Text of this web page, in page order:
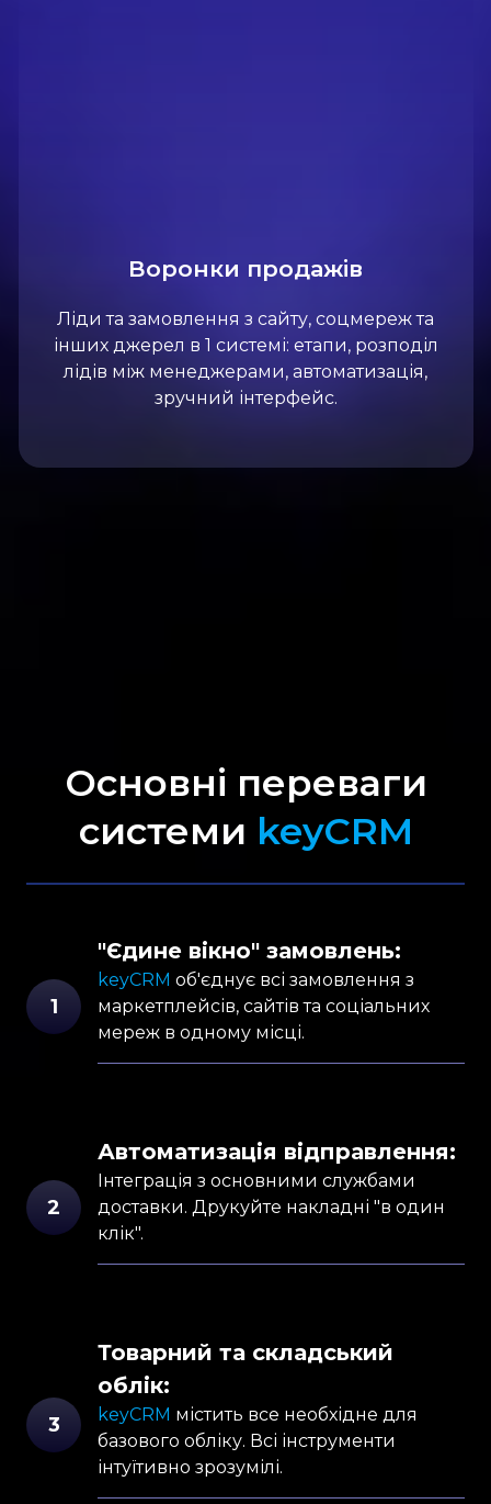
Воронки продажів
Ліди та замовлення з сайту, соцмереж та
інших джерел в 1 системі: етапи, розподіл
лідів між менеджерами, автоматизація,
зручний інтерфейс.
Основні переваги
системи keyCRM
1
"Єдине вікно" замовлень:
keyCRM об'єднує всі замовлення з
маркетплейсів, сайтів та соціальних
мереж в одному місці.
2
Автоматизація відправлення:
Інтеграція з основними службами
доставки. Друкуйте накладні "в один
клік".
3
Товарний та складський
облік:
keyCRM містить все необхідне для
базового обліку. Всі інструменти
інтуїтивно зрозумілі.